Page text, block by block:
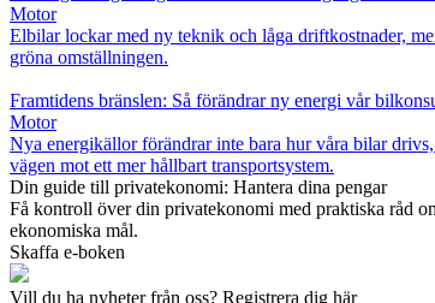
Motor
Elbilar lockar med ny teknik och låga driftkostnader,
gröna omställningen.
Framtidens bränslen: Så förändrar ny energi vår
Motor
Nya energikällor förändrar inte bara hur våra bilar
vägen mot ett mer hållbart transportsystem.
Din guide till privatekonomi: Hantera dina pengar
Få kontroll över din privatekonomi med praktiska råd
ekonomiska mål.
Skaffa e-boken
Vill du ha nyheter från oss? Registrera dig här